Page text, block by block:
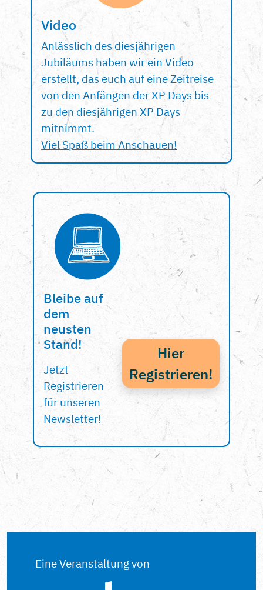
Video
Anlässlich des diesjährigen
Jubiläums haben wir ein Video
erstellt, das euch auf eine Zeitreise
von den Anfängen der XP Days bis
zu den diesjährigen XP Days
mitnimmt.
Viel Spaß beim Anschauen!
Bleibe auf
dem
neusten
Stand!
Jetzt
Registrieren
für unseren
Newsletter!
Hier
Registrieren!
Eine Veranstaltung von